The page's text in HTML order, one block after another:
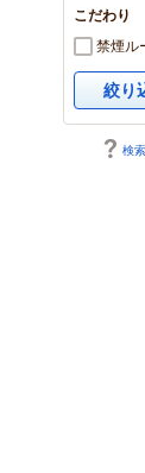
こだわり
禁煙ル
絞り
検